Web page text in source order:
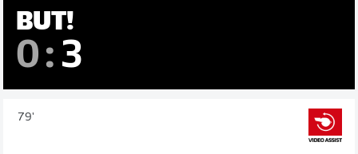
BUT!
0: 3
79'